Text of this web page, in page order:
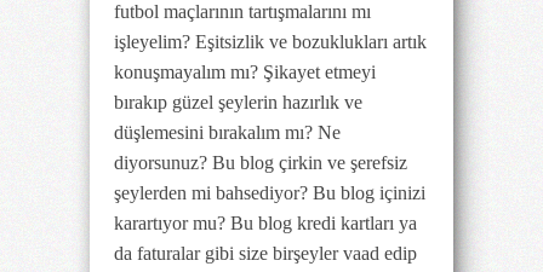
futbol maçlarının tartışmalarını mı
işleyelim? Eşitsizlik ve bozuklukları artık
konuşmayalım mı? Şikayet etmeyi
bırakıp güzel şeylerin hazırlık ve
düşlemesini bırakalım mı? Ne
diyorsunuz? Bu blog çirkin ve şerefsiz
şeylerden mi bahsediyor? Bu blog içinizi
karartıyor mu? Bu blog kredi kartları ya
da faturalar gibi size birşeyler vaad edip